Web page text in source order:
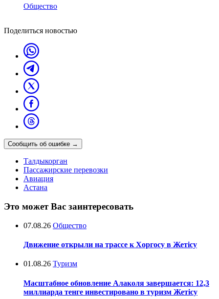
Общество
Поделиться новостью
Сообщить об ошибке →
Талдыкорган
Пассажирские перевозки
Авиация
Астана
Это может Вас заинтересовать
07.08.26 Общество
Движение открыли на трассе к Хоргосу в Жетісу
01.08.26 Туризм
Масштабное обновление Алаколя завершается: 12,3
миллиарда тенге инвестировано в туризм Жетісу